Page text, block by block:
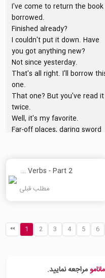
I've come to return the book
borrowed.
Finished already?
I couldn't put it down. Have
you got anything new?
Not since yesterday.
That's all right. I'll borrow
one.
That one? But you've read it
twice.
Well, it's my favorite.
Far-off places, daring sword
yours.
But, sir... -I insist.
Auxiliary Verbs - Part 2
مطلب قبلی
1 2 3 4 5 6
مانامومراجعه نمایید.